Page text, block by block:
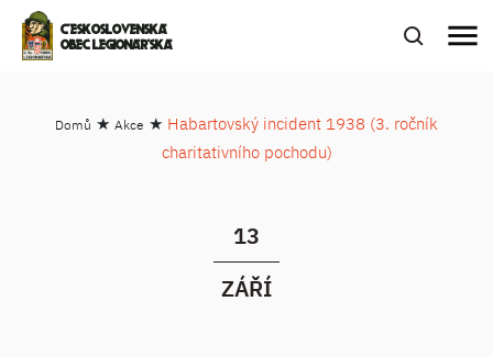
ČESKOSLOVENSKÁ
OBEC LEGIONÁŘSKÁ
menu
Domů ★ Akce ★ Habartovský incident 1938 (3. ročník
charitativního pochodu)
13
ZÁŘÍ